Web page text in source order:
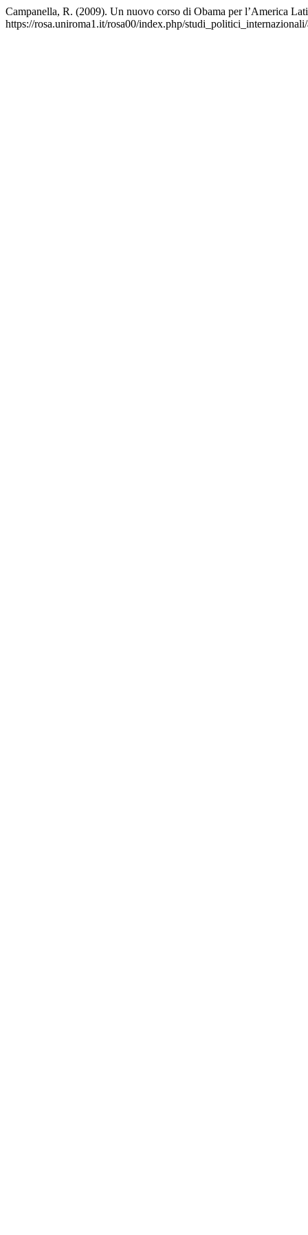
Campanella, R. (2009). Un nuovo corso di Obama per l’America
https://rosa.uniroma1.it/rosa00/index.php/